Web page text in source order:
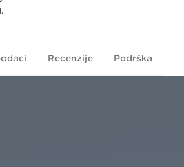
Recenzije Podrška